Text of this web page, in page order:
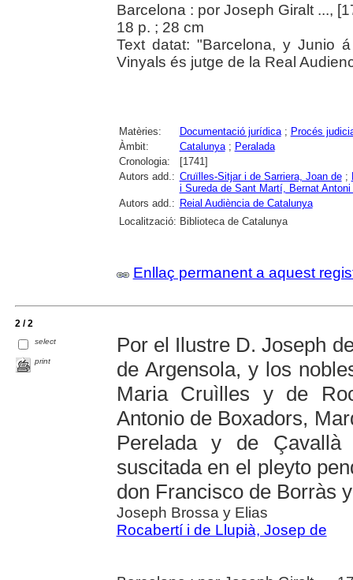
Barcelona : por Joseph Giralt ...,
18 p. ; 28 cm
Text datat: "Barcelona, y Junio
Vinyals és jutge de la Real
Matèries: Documentació jurídica; Procés
Àmbit:
Catalunya; Peralada
Cronologia:
[1741]
Autors add.: Cruïlles-Sitjar i de Sarriera, Joan de;
i Sureda de Sant Martí, Bernat Antoni
Autors add.: Reial Audiència de Catalunya
Localització: Biblioteca de Catalunya
Enllaç permanent a aquest
2 / 2
select
print
Por el Ilustre D. Joseph
de Argensola, y los
Maria Cruìlles y de
Antonio de Boxadors,
Perelada y de
suscitada en el pleyto
don Francisco de Borràs
Joseph Brossa y Elias
Rocabertí i de Llupià, Josep de